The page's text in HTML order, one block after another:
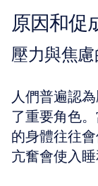
原因和促
壓力與焦
人們普遍認
了重要角色
的身體往往
亢奮會使入